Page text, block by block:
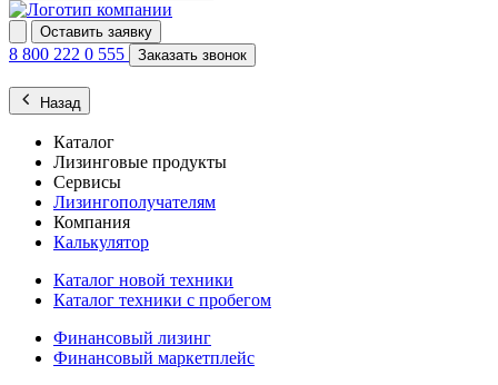
Оставить заявку
8 800 222 0 555 Заказать звонок
Назад
Каталог
Лизинговые продукты
Сервисы
Лизингополучателям
Компания
Калькулятор
Каталог новой техники
Каталог техники с пробегом
Финансовый лизинг
Финансовый маркетплейс